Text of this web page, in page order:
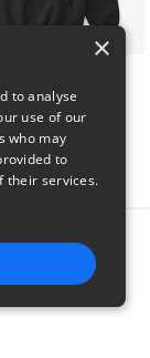
$40
×
to analyse
use of our
who may
to
their services.